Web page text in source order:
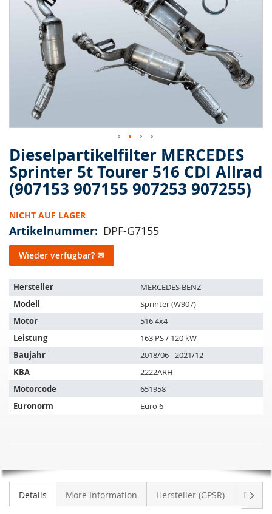
Dieselpartikelfilter MERCEDES
Sprinter 5t Tourer 516 CDI Allrad
(907153 907155 907253 907255)
NICHT AUF LAGER
Artikelnummer DPF-G7155
Wieder verfügbar? ✉
Der
Artikel
passt
auf
folgende
Fahrzeuge:
Hersteller
MERCEDES BENZ
Modell
Sprinter (W907)
Motor
516 4x4
Leistung
163 PS / 120 kW
Baujahr
2018/06 - 2021/12
KBA
2222ARH
Motorcode
651958
Euronorm
Euro 6
Sprinter
Tourer
LAGER
springen
Zum
Anfang
der
Bildergalerie
springen
Details More Information Hersteller (GPSR)